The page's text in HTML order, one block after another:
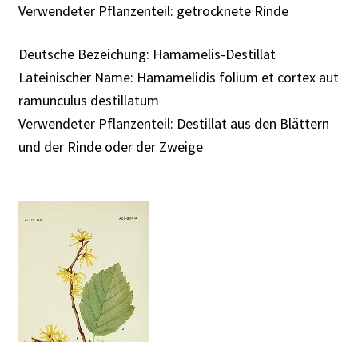
Verwendeter Pflanzenteil: getrocknete Rinde
Deutsche Bezeichung: Hamamelis-Destillat
Lateinischer Name: Hamamelidis folium et cortex aut
ramunculus destillatum
Verwendeter Pflanzenteil: Destillat aus den Blättern
und der Rinde oder der Zweige